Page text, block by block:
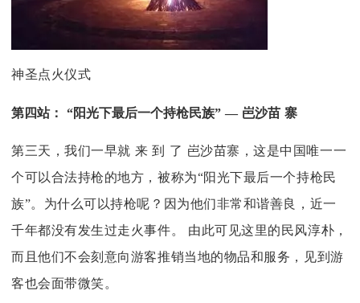
神圣点火仪式
第四站： “阳光下最后一个持枪民族” — 岜沙苗 寨
第三天，我们一早就 来 到 了 岜沙苗寨，这是中国唯一一
个可以合法持枪的地方，被称为“阳光下最后一个持枪民
族”。为什么可以持枪呢？因为他们非常和谐善良，近一
千年都没有发生过走火事件。
由此可见这里的民风淳朴，
而且他们不会刻意向游客推销当地的物品和服务，见到游
客也会面带微笑。